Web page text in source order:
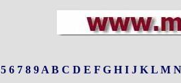
5 6 7 8 9 A B C D E F G H I J K L M N